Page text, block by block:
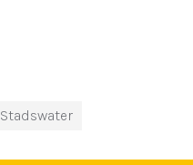
Stadswater